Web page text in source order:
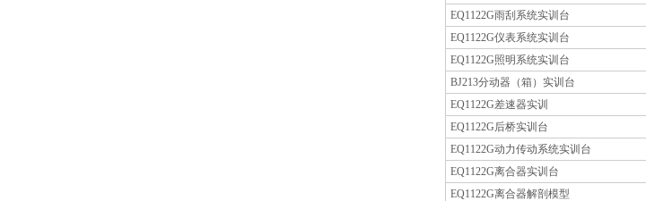
EQ1122G雨刮系统实训台
EQ1122G仪表系统实训台
EQ1122G照明系统实训台
BJ213分动器（箱）实训台
EQ1122G差速器实训
EQ1122G后桥实训台
EQ1122G动力传动系统实训台
EQ1122G离合器实训台
EQ1122G离合器解剖模型